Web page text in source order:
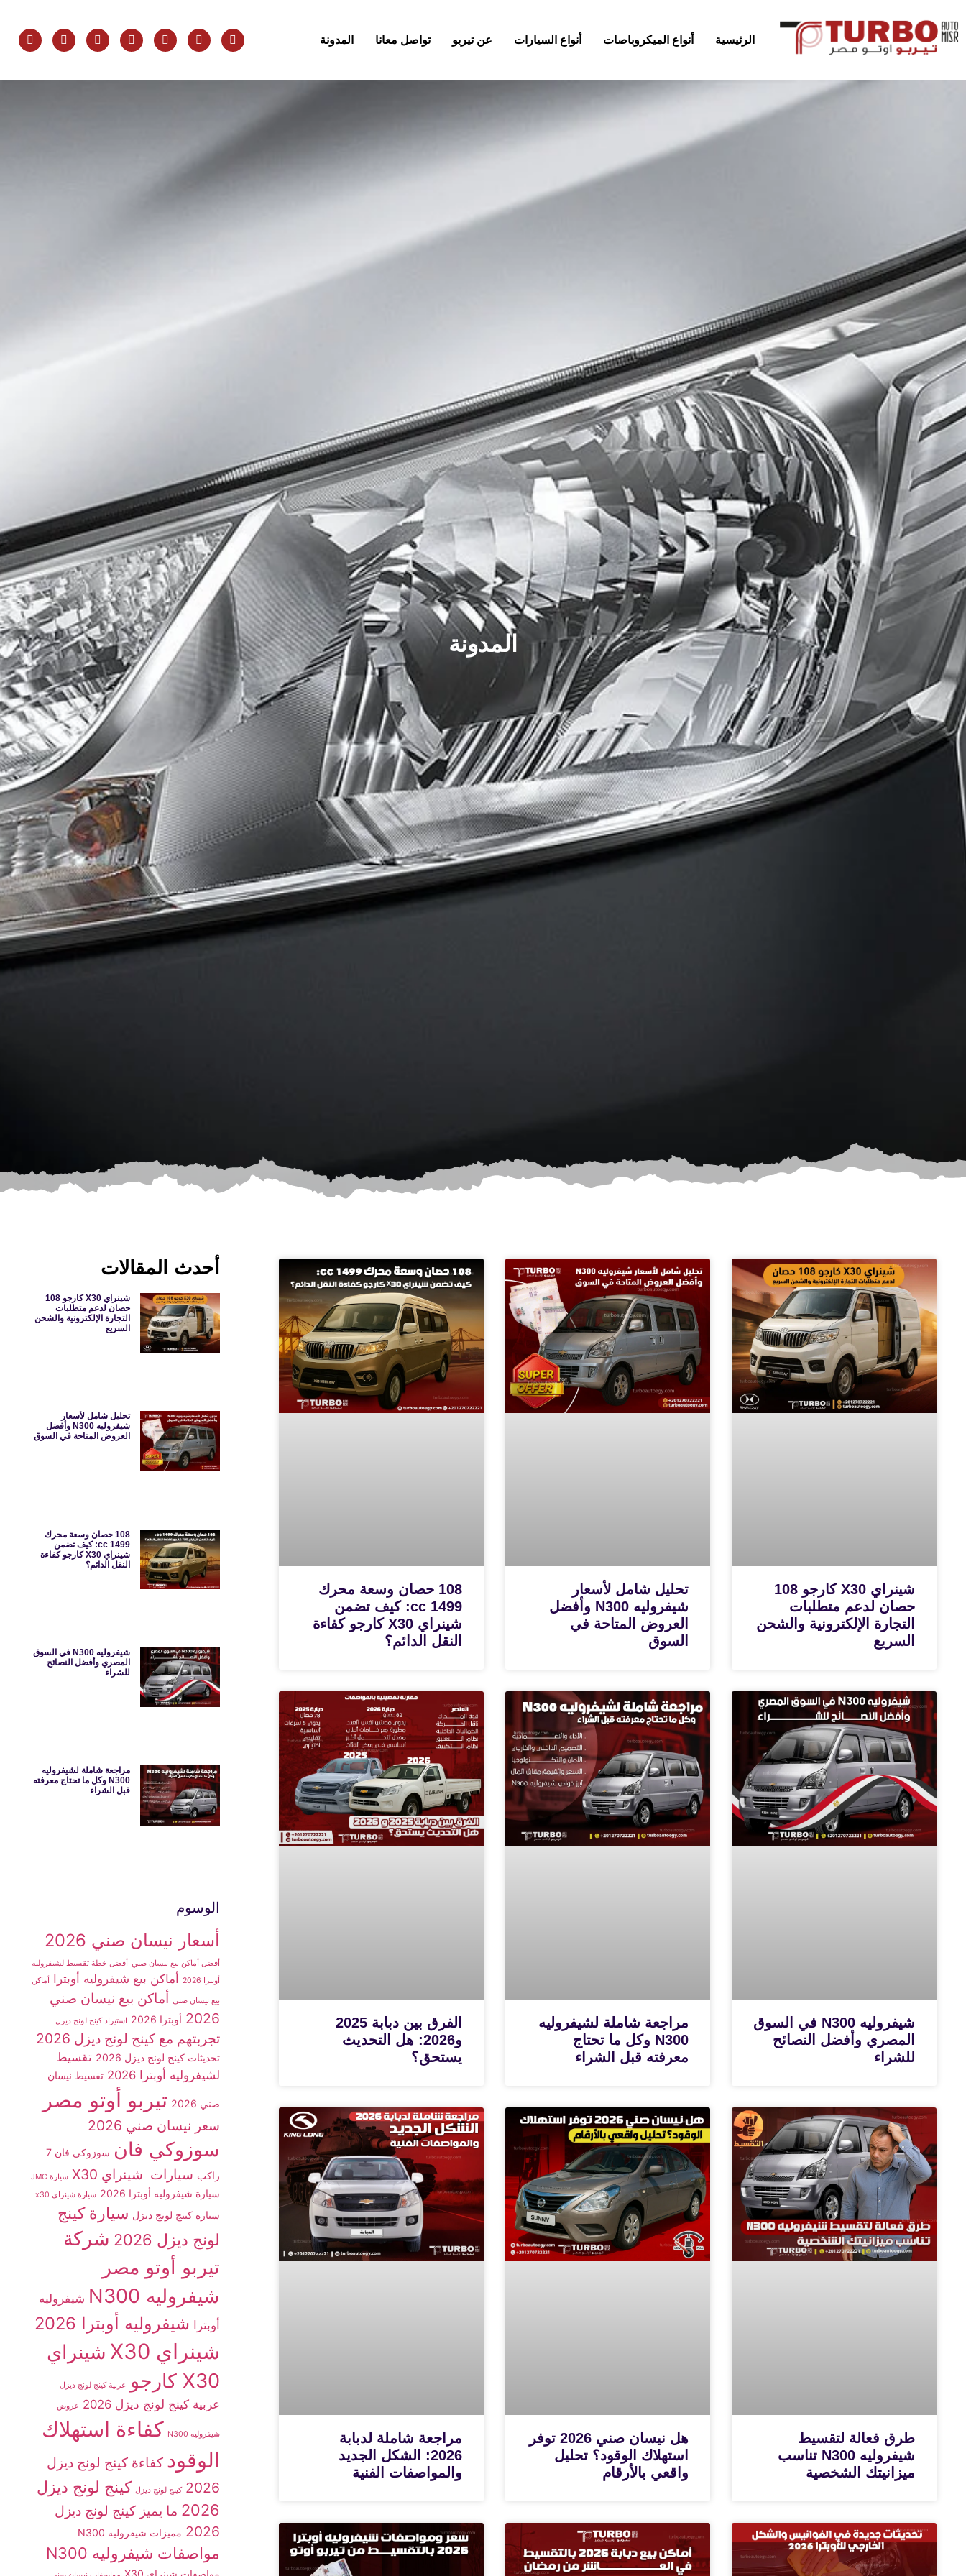
الرئيسية أنواع الميكروباصات أنواع السيارات عن تيربو تواصل معانا المدونة
المدونة
شينراي X30 كارجو 108
حصان لدعم متطلبات
التجارة الإلكترونية والشحن
السريع
تحليل شامل لأسعار
شيفروليه N300 وأفضل
العروض المتاحة في
السوق
108 حصان وسعة محرك
1499 cc: كيف تضمن
شينراي X30 كارجو كفاءة
النقل الدائم؟
شيفروليه N300 في السوق
المصري وأفضل النصائح
للشراء
مراجعة شاملة لشيفروليه
N300 وكل ما تحتاج
معرفته قبل الشراء
الفرق بين دبابة 2025
و2026: هل التحديث
يستحق؟
طرق فعالة لتقسيط
شيفروليه N300 تناسب
ميزانيتك الشخصية
هل نيسان صني 2026 توفر
استهلاك الوقود؟ تحليل
واقعي بالأرقام
مراجعة شاملة لدبابة
2026: الشكل الجديد
والمواصفات الفنية
أحدث المقالات
شينراي X30 كارجو 108
حصان لدعم متطلبات
التجارة الإلكترونية والشحن
السريع
تحليل شامل لأسعار
شيفروليه N300 وأفضل
العروض المتاحة في السوق
108 حصان وسعة محرك
1499 cc: كيف تضمن
شينراي X30 كارجو كفاءة
النقل الدائم؟
شيفروليه N300 في السوق
المصري وأفضل النصائح
للشراء
مراجعة شاملة لشيفروليه
N300 وكل ما تحتاج معرفته
قبل الشراء
الوسوم
أسعار نيسان صني 2026
أفضل أماكن بيع نيسان صني أفضل خطة تقسيط لشيفروليه
أوبترا 2026
أماكن بيع شيفروليه أوبترا أماكن
بيع نيسان صني أماكن بيع نيسان صني
2026 أوبترا 2026 استيراد كينج لونج ديزل
تجربتهم مع كينج لونج ديزل 2026
تحديثات كينج لونج ديزل 2026
تقسيط
لشيفروليه أوبترا 2026
تقسيط نيسان
صني 2026 تيربو أوتو مصر
سعر نيسان صني 2026
سوزوكي فان
سوزوكي فان 7
راكب سيارات شينراي X30 سيارة JMC
سيارة شيفروليه أوبترا 2026 سيارة شينراي x30
سيارة كينج لونج ديزل سيارة كينج
لونج ديزل 2026
شركة
تيربو أوتو مصر
شيفروليه N300
شيفروليه
أوبترا شيفروليه أوبترا 2026
شينراي X30
شينراي
X30 كارجو
عربية كينج لونج ديزل
عربية كينج لونج ديزل 2026 عروض
شيفروليه N300
كفاءة استهلاك
الوقود كفاءة كينج لونج ديزل
2026 كينج لونج ديزل كينج لونج ديزل
2026 ما يميز كينج لونج ديزل
2026 مميزات شيفروليه N300
مواصفات شيفروليه N300
مواصفات شينراي X30